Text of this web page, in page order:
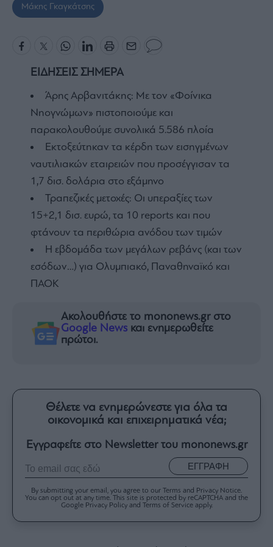
Μάκης Γκαγκάτσης
ΕΙΔΗΣΕΙΣ ΣΗΜΕΡΑ
Άρης Αρβανιτάκης: Με τον «Φοίνικα
Νηογνώμων» πιστοποιούμε και
παρακολουθούμε συνολικά 5.586 πλοία
Εκτοξεύτηκαν τα κέρδη των εισηγμένων
ναυτιλιακών εταιρειών που προσέγγισαν τα
1,7 δισ. δολάρια στο εξάμηνο
Τραπεζικές μετοχές: Οι υπεραξίες των
15+2,1 δισ. ευρώ, τα 10 reports και που
φτάνουν τα περιθώρια ανόδου των τιμών
Η εβδομάδα των μεγάλων ρεβάνς (και των
εσόδων…) για Ολυμπιακό, Παναθηναϊκό και
ΠΑΟΚ
Ακολουθήστε το mononews.gr στο
Google News και ενημερωθείτε
πρώτοι.
Θέλετε να ενημερώνεστε για όλα τα
οικονομικά και επιχειρηματικά νέα;
Εγγραφείτε στο Newsletter του mononews.gr
ΕΓΓΡΑΦΗ
By submitting your email, you agree to our Terms and Privacy Notice.
You can opt out at any time. This site is protected by reCAPTCHA and the
Google Privacy Policy and Terms of Service apply.